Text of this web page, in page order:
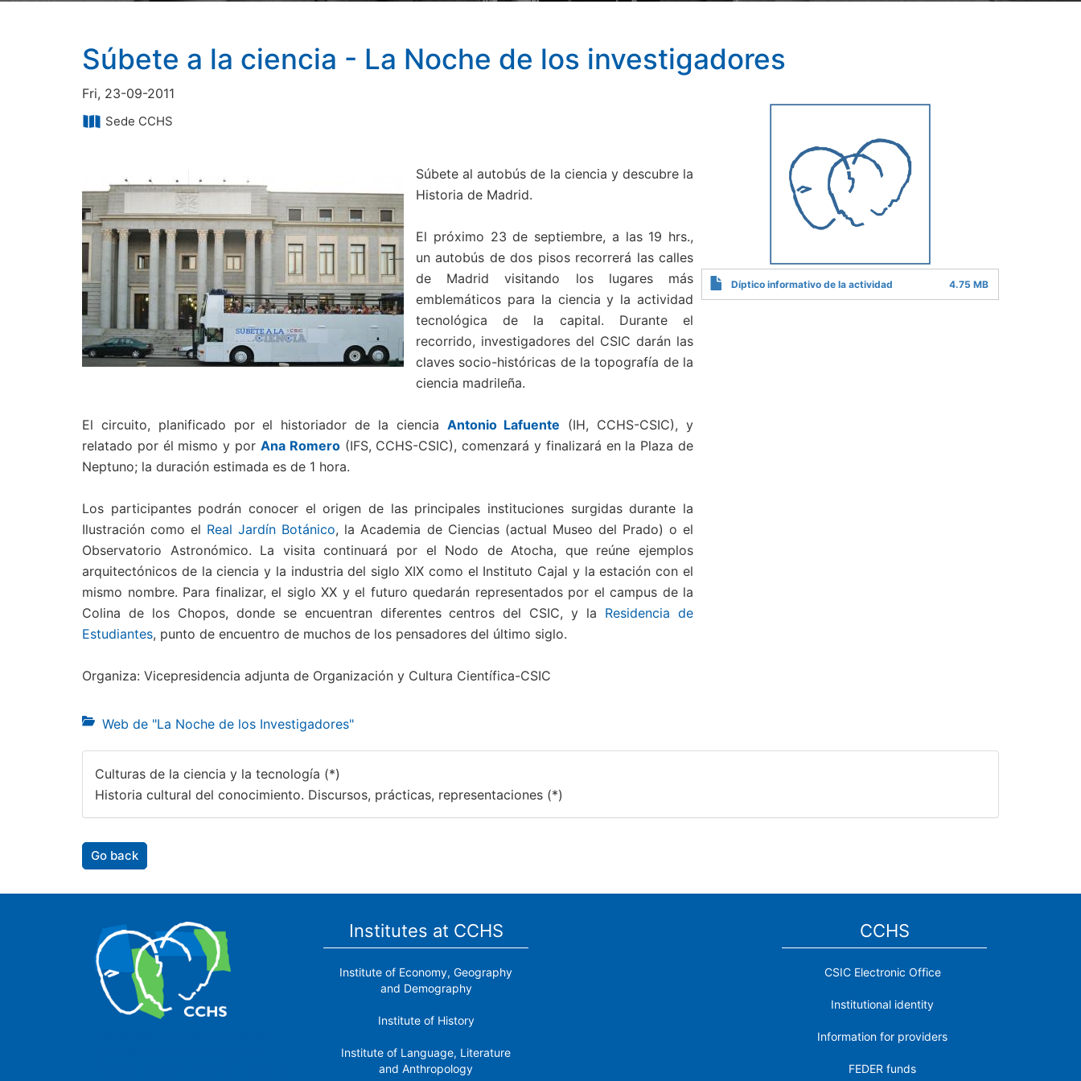
Súbete a la ciencia - La Noche de los investigadores
Fri, 23-09-2011
Sede CCHS
Súbete al autobús de la ciencia y descubre la
Historia de Madrid.
El próximo 23 de septiembre, a las 19 hrs.,
un autobús de dos pisos recorrerá las calles
de Madrid visitando los lugares más
emblemáticos para la ciencia y la actividad
tecnológica de la capital. Durante el
recorrido, investigadores del CSIC darán las
claves socio-históricas de la topografía de la
ciencia madrileña.
El circuito, planificado por el historiador de la ciencia Antonio Lafuente (IH, CCHS-CSIC), y
relatado por él mismo y por Ana Romero(IFS, CCHS-CSIC), comenzará y finalizará en la Plaza de
Neptuno; la duración estimada es de 1 hora.
Los participantes podrán conocer el origen de las principales instituciones surgidas durante la
Ilustración como el Real Jardín Botánico, la Academia de Ciencias (actual Museo del Prado) o el
Observatorio Astronómico. La visita continuará por el Nodo de Atocha, que reúne ejemplos
arquitectónicos de la ciencia y la industria del siglo XIX como el Instituto Cajal y la estación con el
mismo nombre. Para finalizar, el siglo XX y el futuro quedarán representados por el campus de la
Colina de los Chopos, donde se encuentran diferentes centros del CSIC, y la Residencia de
Estudiantes, punto de encuentro de muchos de los pensadores del último siglo.
Organiza: Vicepresidencia adjunta de Organización y Cultura Científica-CSIC
Díptico informativo de la actividad 4.75 MB
Web de "La Noche de los Investigadores"
Culturas de la ciencia y la tecnología (*)
Historia cultural del conocimiento. Discursos, prácticas, representaciones (*)
Go back
Institutes at CCHS
Institute of Economy, Geography
and Demography
Institute of History
Institute of Language, Literature
and Anthropology
CCHS
CSIC Electronic Office
Institutional identity
Information for providers
FEDER funds